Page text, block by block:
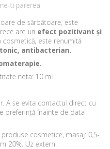
ti parerea
de sărbătoare, este
are un efect pozitivant și
cosmetică, este renumită
antibacterian.
neta: 10 ml
A se evita contactul direct cu
preferință înainte de data
cosmetice, masaj: 0,5-
20%. Uz extern.